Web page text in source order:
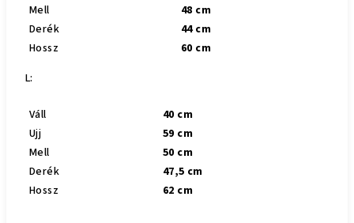
Mell
48 cm
Derék
44 cm
Hossz
60 cm
L:
Váll
40 cm
Ujj
59 cm
Mell
50 cm
Derék
47,5 cm
Hossz
62 cm